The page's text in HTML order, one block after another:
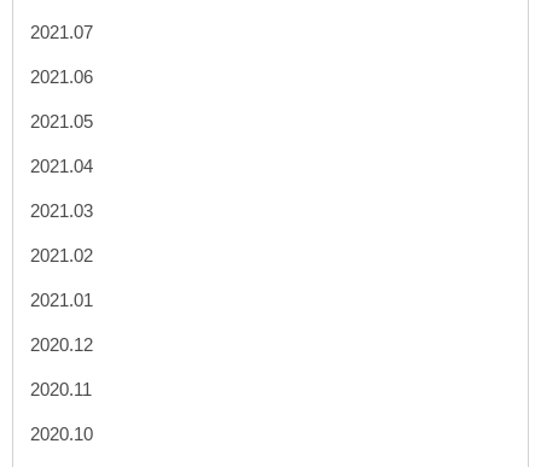
2021.07
2021.06
2021.05
2021.04
2021.03
2021.02
2021.01
2020.12
2020.11
2020.10